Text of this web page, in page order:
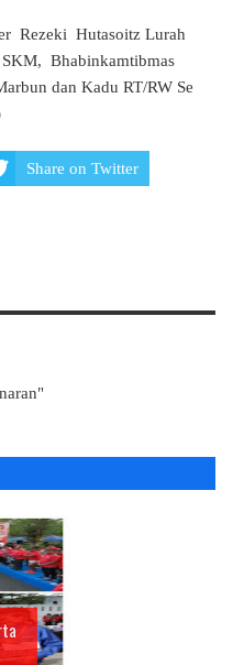
Rezeki Hutasoitz Lurah
Bhabinkamtibmas
dan Kadu RT/RW Se
Share on Twitter